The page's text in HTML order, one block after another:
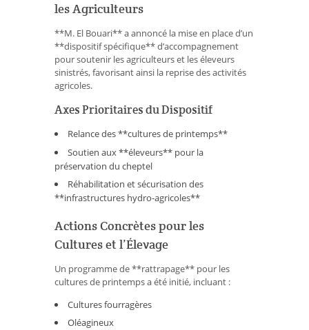
les Agriculteurs
**M. El Bouari** a annoncé la mise en place d’un
**dispositif spécifique** d’accompagnement
pour soutenir les agriculteurs et les éleveurs
sinistrés, favorisant ainsi la reprise des activités
agricoles.
Axes Prioritaires du Dispositif
Relance des **cultures de printemps**
Soutien aux **éleveurs** pour la
préservation du cheptel
Réhabilitation et sécurisation des
**infrastructures hydro-agricoles**
Actions Concrètes pour les
Cultures et l’Élevage
Un programme de **rattrapage** pour les
cultures de printemps a été initié, incluant :
Cultures fourragères
Oléagineux